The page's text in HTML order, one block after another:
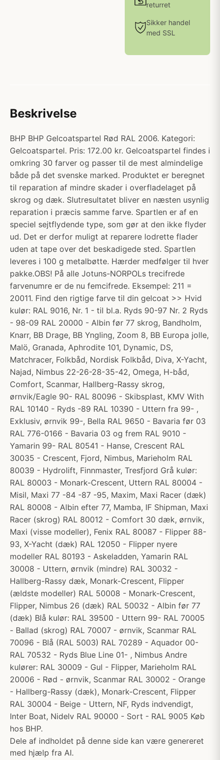
returret
Sikker handel
med SSL
Beskrivelse
BHP BHP Gelcoatspartel Rød RAL 2006. Kategori:
Gelcoatspartel. Pris: 172.00 kr. Gelcoatspartel findes i
omkring 30 farver og passer til de mest almindelige
både på det svenske marked. Produktet er beregnet
til reparation af mindre skader i overfladelaget på
skrog og dæk. Slutresultatet bliver en næsten usynlig
reparation i præcis samme farve. Spartlen er af en
speciel sejtflydende type, som gør at den ikke flyder
ud. Det er derfor muligt at reparere lodrette flader
uden at tape over det beskadigede sted. Spartlen
leveres i 100 g metalbøtte. Hærder medfølger til hver
pakke.OBS! På alle Jotuns-NORPOLs trecifrede
farvenumre er de nu femcifrede. Eksempel: 211 =
20011. Find den rigtige farve til din gelcoat >> Hvid
kulør: RAL 9016, Nr. 1 - til bl.a. Ryds 90-97 Nr. 2 Ryds
- 98-09 RAL 20000 - Albin før 77 skrog, Bandholm,
Knarr, BB Drage, BB Yngling, Zoom 8, BB Europa jolle,
Malö, Granada, Aphrodite 101, Dynamic, DS,
Matchracer, Folkbåd, Nordisk Folkbåd, Diva, X-Yacht,
Najad, Nimbus 22-26-28-35-42, Omega, H-båd,
Comfort, Scanmar, Hallberg-Rassy skrog,
ørnvik/Eagle 90- RAL 80096 - Skibsplast, KMV With
RAL 10140 - Ryds -89 RAL 10390 - Uttern fra 99- ,
Exklusiv, ørnvik 99-, Bella RAL 9650 - Bavaria før 03
RAL 776-0166 - Bavaria 03 og frem RAL 9010 -
Yamarin 99- RAL 80541 - Hanse, Crescent RAL
30035 - Crescent, Fjord, Nimbus, Marieholm RAL
80039 - Hydrolift, Finnmaster, Tresfjord Grå kulør:
RAL 80003 - Monark-Crescent, Uttern RAL 80004 -
Misil, Maxi 77 -84 -87 -95, Maxim, Maxi Racer (dæk)
RAL 80008 - Albin efter 77, Mamba, IF Shipman, Maxi
Racer (skrog) RAL 80012 - Comfort 30 dæk, ørnvik,
Maxi (visse modeller), Fenix RAL 80087 - Flipper 88-
93, X-Yacht (dæk) RAL 12050 - Flipper nyere
modeller RAL 80193 - Askeladden, Yamarin RAL
30008 - Uttern, ørnvik (mindre) RAL 30032 -
Hallberg-Rassy dæk, Monark-Crescent, Flipper
(ældste modeller) RAL 50008 - Monark-Crescent,
Flipper, Nimbus 26 (dæk) RAL 50032 - Albin før 77
(dæk) Blå kulør: RAL 39500 - Uttern 99- RAL 70005
- Ballad (skrog) RAL 70007 - ørnvik, Scanmar RAL
70096 - Blå (RAL 5003) RAL 70289 - Aquador 00-
RAL 70532 - Ryds Blue Line 01- , Nimbus Andre
kulører: RAL 30009 - Gul - Flipper, Marieholm RAL
20006 - Rød - ørnvik, Scanmar RAL 30002 - Orange
- Hallberg-Rassy (dæk), Monark-Crescent, Flipper
RAL 30004 - Beige - Uttern, NF, Ryds indvendigt,
Inter Boat, Nidelv RAL 90000 - Sort - RAL 9005 Køb
hos BHP.
Dele af indholdet på denne side kan være genereret
med hjælp fra AI.